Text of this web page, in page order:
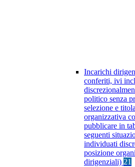
Incarichi
conferiti, ivi
politico senza
selezione e
organizzativa
pubblicare in
seguenti
individuati
posizione
dirigenziali) 21